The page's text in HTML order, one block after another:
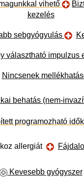
vihető
kezelés
sebgyógyulás
választható impulzus
Nincsenek
behatás (nem-
programozható
allergiát
Kevesebb gyógyszer